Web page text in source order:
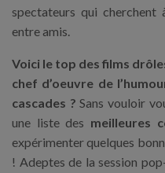
spectateurs qui
entre amis.
Voici le top des films
chef d’oeuvre de
cascades ?Sans vouloir
une liste des meilleures
expérimenter quelques
! Adeptes de la session